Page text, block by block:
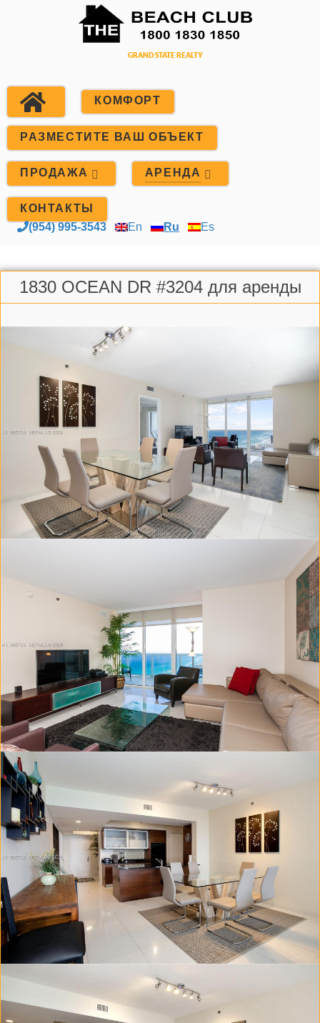
КОМФОРТ
РАЗМЕСТИТЕ ВАШ ОБЪЕКТ
ПРОДАЖА АРЕНДА
КОНТАКТЫ
(954) 995-3543 En Ru Es
1830 OCEAN DR #3204 для аренды